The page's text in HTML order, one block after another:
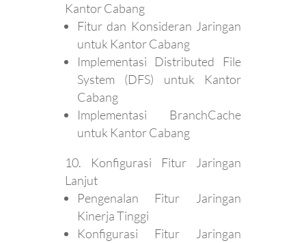
Kantor Cabang
Fitur dan Konsideran Jaringan
untuk Kantor Cabang
Implementasi Distributed File
System (DFS) untuk Kantor
Cabang
Implementasi BranchCache
untuk Kantor Cabang
Konfigurasi Fitur Jaringan
Lanjut
Pengenalan Fitur Jaringan
Kinerja Tinggi
Konfigurasi Fitur Jaringan